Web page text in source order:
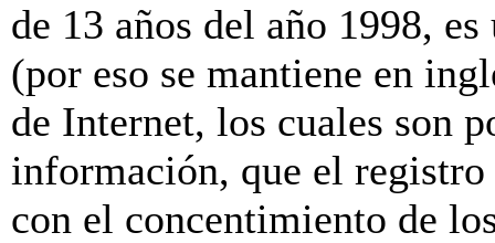
de 13 años del año 1998,
(por eso se mantiene en
de Internet, los cuales son
información, que el
con el concentimiento de